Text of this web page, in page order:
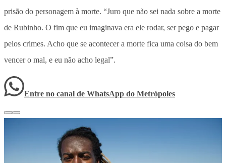
prisão do personagem à morte. “Juro que não sei nada sobre a morte
de Rubinho. O fim que eu imaginava era ele rodar, ser pego e pagar
pelos crimes. Acho que se acontecer a morte fica uma coisa do bem
vencer o mal, e eu não acho legal”.
Entre no canal de WhatsApp do Metrópoles